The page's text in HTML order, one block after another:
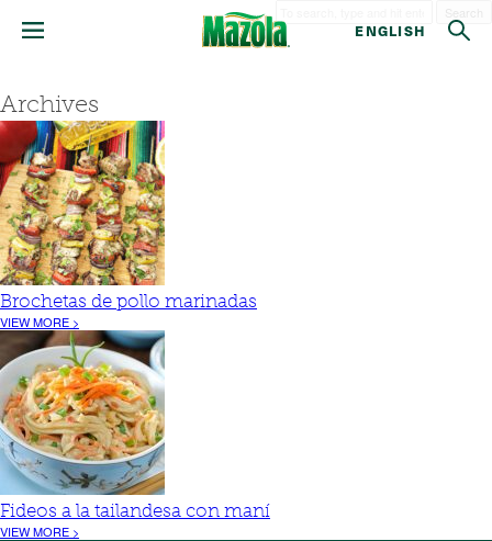
ENGLISH
Archives
Brochetas de pollo marinadas
VIEW MORE >
Fideos a la tailandesa con maní
VIEW MORE >